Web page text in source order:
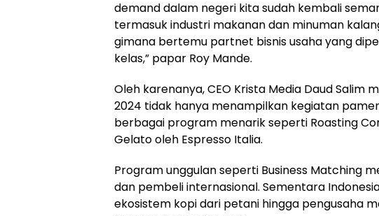
demand dalam negeri kita sudah kembali
termasuk industri makanan dan minuman
gimana bertemu partnet bisnis usaha yang
kelas,” papar Roy Mande.
Oleh karenanya, CEO Krista Media Daud Salim
2024 tidak hanya menampilkan kegiatan
berbagai program menarik seperti Roasting
Gelato oleh Espresso Italia.
Program unggulan seperti Business Matching
dan pembeli internasional. Sementara
ekosistem kopi dari petani hingga pengusaha